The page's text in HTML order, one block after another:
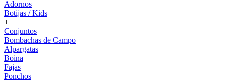
Adornos
Botijas / Kids
+
Conjuntos
Bombachas de Campo
Alpargatas
Boina
Fajas
Ponchos